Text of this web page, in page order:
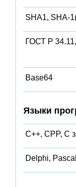
SHA1, SHA-
ГОСТ Р
Base64
Языки
C++, CPP, C
Delphi,